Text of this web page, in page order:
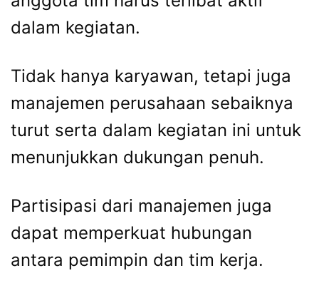
dalam kegiatan.
Tidak hanya karyawan, tetapi juga
manajemen perusahaan sebaiknya
turut serta dalam kegiatan ini untuk
menunjukkan dukungan penuh.
Partisipasi dari manajemen juga
dapat memperkuat hubungan
antara pemimpin dan tim kerja.